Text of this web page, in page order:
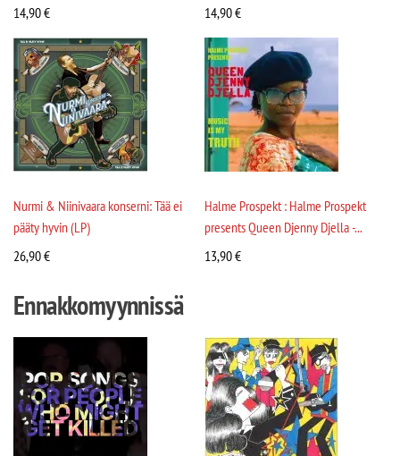
14,90€
14,90€
Nurmi & Niinivaara konserni: Tää ei
pääty hyvin (LP)
26,90€
Halme Prospekt : Halme Prospekt
presents Queen Djenny Djella -...
13,90€
Ennakkomyynnissä